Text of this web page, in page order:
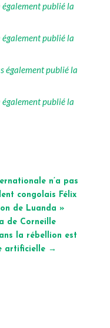
également publié la
également publié la
également publié la
également publié la
n’a pas
congolais Félix
de Luanda »
de Corneille
la rébellion est
artificielle→